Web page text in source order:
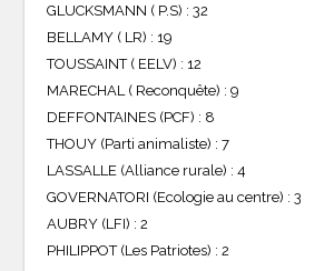
GLUCKSMANN ( P.S) : 32
BELLAMY ( LR) : 19
TOUSSAINT ( EELV) : 12
MARECHAL ( Reconquête) : 9
DEFFONTAINES (PCF) : 8
THOUY (Parti animaliste) : 7
LASSALLE (Alliance rurale) : 4
GOVERNATORI (Ecologie au centre) : 3
AUBRY (LFI) : 2
PHILIPPOT (Les Patriotes) : 2